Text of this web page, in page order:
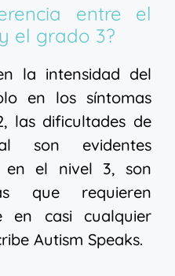
entre el
el grado 3?
la intensidad del
en los síntomas
las dificultades de
son evidentes
en el nivel 3, son
que requieren
en casi cualquier
Autism Speaks.